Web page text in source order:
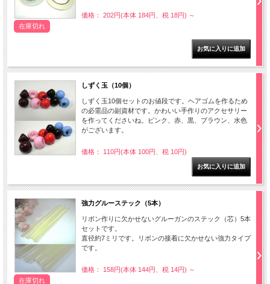
価格： 202円(本体 184円、税 18円) ～
在庫切れ
しずく玉（10個）
しずく玉10個セットのお値段です。ヘアゴムを作るため
の必需品の副資材です。かわいい手作りのアクセサリー
を作ってくださいね。ピンク、赤、黒、ブラウン、水色
がございます。
価格： 110円(本体 100円、税 10円)
強力グルーステック（5本）
リボン作りに欠かせないグルーガンのステック（芯）5本
セットです。
直径約7ミリです。リボンの接着に欠かせない強力タイプ
です。
価格： 158円(本体 144円、税 14円) ～
在庫切れ